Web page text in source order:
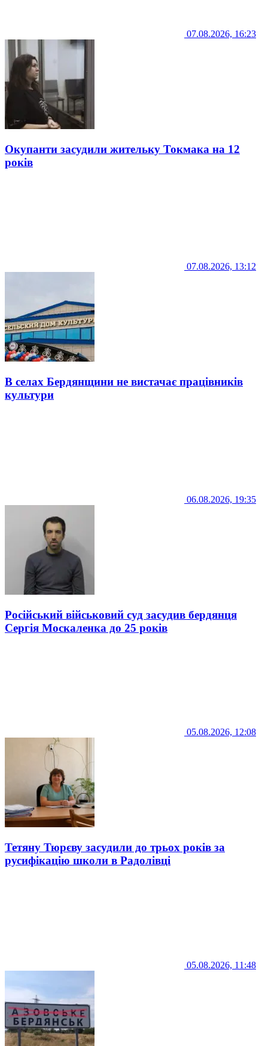
07.08.2026, 16:23
Окупанти засудили жительку Токмака на 12
років
07.08.2026, 13:12
В селах Бердянщини не вистачає працівників
культури
06.08.2026, 19:35
Російський військовий суд засудив бердянця
Сергія Москаленка до 25 років
05.08.2026, 12:08
Тетяну Тюрєву засудили до трьох років за
русифікацію школи в Радолівці
05.08.2026, 11:48